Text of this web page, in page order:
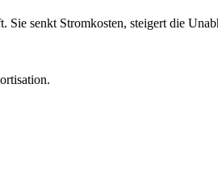
Sie senkt Stromkosten, steigert die